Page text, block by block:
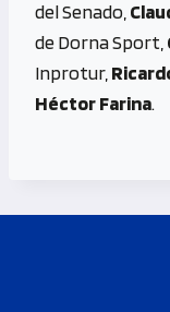
del Senado,
de Dorna Sport,
Inprotur,
Héctor Farina.